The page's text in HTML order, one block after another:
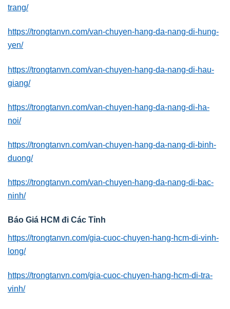
trang/
https://trongtanvn.com/van-chuyen-hang-da-nang-di-hung-
yen/
https://trongtanvn.com/van-chuyen-hang-da-nang-di-hau-
giang/
https://trongtanvn.com/van-chuyen-hang-da-nang-di-ha-
noi/
https://trongtanvn.com/van-chuyen-hang-da-nang-di-binh-
duong/
https://trongtanvn.com/van-chuyen-hang-da-nang-di-bac-
ninh/
Báo Giá HCM đi Các Tỉnh
https://trongtanvn.com/gia-cuoc-chuyen-hang-hcm-di-vinh-
long/
https://trongtanvn.com/gia-cuoc-chuyen-hang-hcm-di-tra-
vinh/